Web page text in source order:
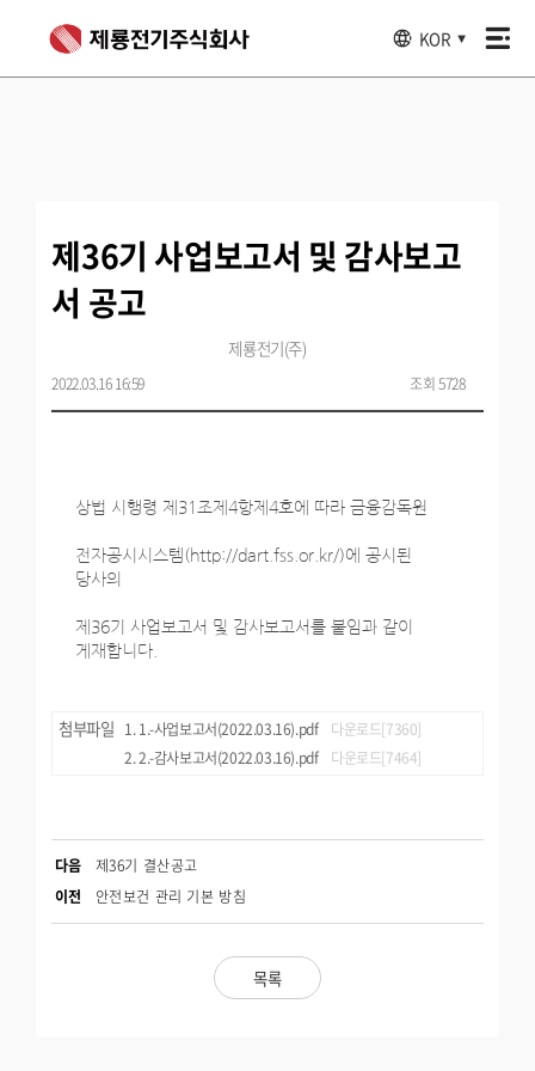
KOR ▼
제36기 사업보고서 및 감사보고
서 공고
제룡전기(주)
2022.03.16 16:59 조회 5728
상법 시행령 제31조제4항제4호에 따라 금융감독원
전자공시시스템(http://dart.fss.or.kr/)에 공시된
당사의
제36기 사업보고서 및 감사보고서를 붙임과 같이
게재합니다.
첨부파일 1.-사업보고서(2022.03.16).pdf
다운로드[7360]
2.-감사보고서(2022.03.16).pdf
다운로드[7464]
목록
다음
제36기 결산공고
이전 안전보건 관리 기본 방침